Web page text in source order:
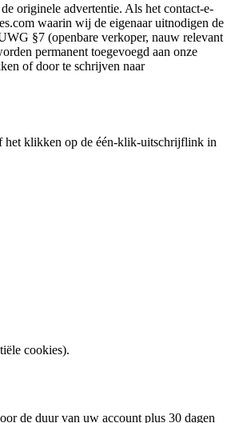
originele advertentie. Als het contact-e-
waarin wij de eigenaar uitnodigen de
§7 (openbare verkoper, nauw relevant
permanent toegevoegd aan onze
of door te schrijven naar
het klikken op de één-klik-uitschrijflink in
cookies).
de duur van uw account plus 30 dagen